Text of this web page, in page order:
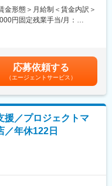
ルを総合的に考慮したうえ
ロアで、営業と技術、その
働いています。
ーションを活発化するだけ
て常備するなど、人財を大
部、県西部、一部県北）
金形態＞月給制＜賃金内訳＞
円固定残業手当/月：
入社後の役職については、
慮し、適切なポジションを
昨年6月実績）■賞与：年2回
7.2ヶ月分）賃金はあくまで
下する可能性があります。
す。
応募依頼する
（エージェントサービス）
援／プロジェクトマ
年休122日